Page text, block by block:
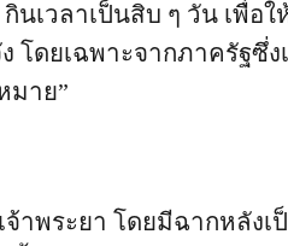
นเวลาเป็นสิบ ๆ วัน เพื่อใ
โดยเฉพาะจากภาครัฐซึ่ง
มาย”
าพระยา โดยมีฉากหลังเ